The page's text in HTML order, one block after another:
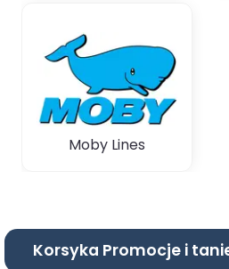
Moby Lines
Korsyka Promocje i